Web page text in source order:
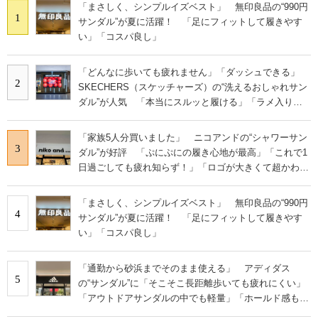
1
「まさしく、シンプルイズベスト」 無印良品の“990円
サンダル”が夏に活躍！ 「足にフィットして履きやす
い」「コスパ良し」
2
「どんなに歩いても疲れません」「ダッシュできる」
SKECHERS（スケッチャーズ）の“洗えるおしゃれサン
ダル”が人気 「本当にスルッと履ける」「ラメ入りで
3
「家族5人分買いました」 ニコアンドの“シャワーサン
ダル”が好評 「ぷにぷにの履き心地が最高」「これで1
日過ごしても疲れ知らず！」「ロゴが大きくて超かわい
4
「まさしく、シンプルイズベスト」 無印良品の“990円
サンダル”が夏に活躍！ 「足にフィットして履きやす
い」「コスパ良し」
5
「通勤から砂浜までそのまま使える」 アディダス
の“サンダル”に「そこそこ長距離歩いても疲れにくい」
「アウトドアサンダルの中でも軽量」「ホールド感もと